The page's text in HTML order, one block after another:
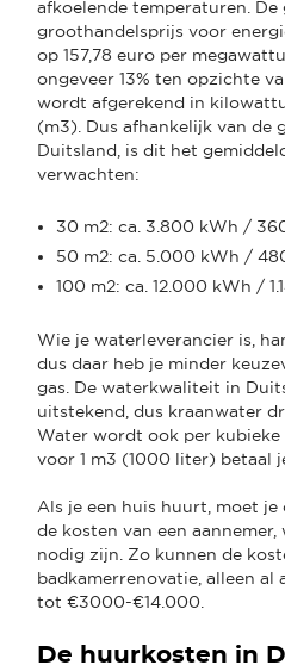
afkoelende temperaturen. De
groothandelsprijs voor
op 157,78 euro per
ongeveer 13% ten opzichte
wordt afgerekend in
(m3). Dus afhankelijk van de
Duitsland, is dit het
verwachten:
30 m2: ca. 3.800 kWh /
50 m2: ca. 5.000 kWh /
100 m2: ca. 12.000 kWh /
Wie je waterleverancier is,
dus daar heb je minder
gas. De waterkwaliteit in
uitstekend, dus kraanwater
Water wordt ook per kubieke
voor 1 m3 (1000 liter) betaal
Als je een huis huurt, moet
de kosten van een
nodig zijn. Zo kunnen de
badkamerrenovatie, alleen al
tot €3000-€14.000.
De huurkosten in